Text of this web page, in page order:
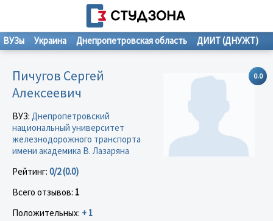
ВУЗы Украина Днепропетровская область ДИИТ (ДНУЖТ)
0.0
Пичугов Сергей
Алексеевич
ВУЗ: Днепропетровский
национальный университет
железнодорожного транспорта
имени академика В. Лазаряна
Рейтинг: 0/2 (0.0)
Всего отзывов: 1
Положительных: + 1